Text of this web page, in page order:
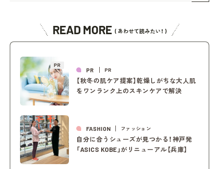
READ MORE ( あわせて読みたい！ )
PR
PR PR
【秋冬の肌ケア提案】乾燥しがちな大人肌
をワンランク上のスキンケアで解決
FASHION ファッション
自分に合うシューズが見つかる！神戸発
「ASICS KOBE」がリニューアル【兵庫】